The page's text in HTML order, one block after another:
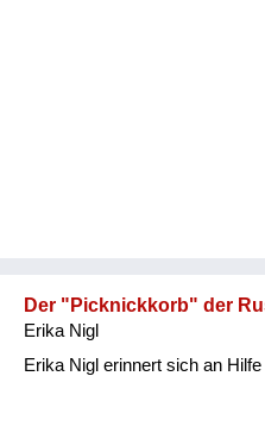
Der "Picknickkorb" der
Erika Nigl
Erika Nigl erinnert sich an